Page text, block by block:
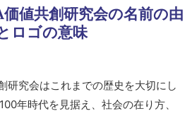
値共創研究会の名前の由
ロゴの意味
研究会はこれまでの歴史を大切にし
年時代を見据え、社会の在り方、